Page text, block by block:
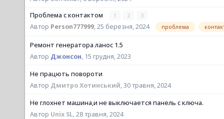
Проблема с контактом 1 2 3
Автор Person777999,25 березня, 2024 проблема
Ремонт генератора ланос 1.5
Автор Джонсон, 15 грудня, 2023
Не працють повороти
Автор Дмитро Хотинський,30 травня, 2024
Не глохнет машина,и не выключается панель с ключа.
Автор Unix SL,28 травня, 2024